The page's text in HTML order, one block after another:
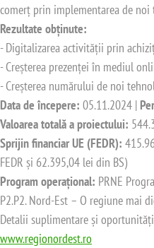
comerț prin implementarea de
Rezultate obținute:
- Digitalizarea activității prin
- Creșterea prezenței în mediul
- Creșterea numărului de noi
Data de începere: 05.11.2024 |
Valoarea totală a proiectului:
Sprijin financiar UE (FEDR):
FEDR și 62.395,04 lei din BS)
Program operațional: PRNE
P2.P2. Nord-Est – O regiune mai
Detalii suplimentare și
www.regionordest.ro